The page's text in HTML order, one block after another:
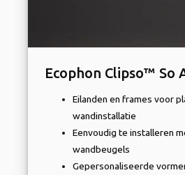
Ecophon Clipso™ So
Eilanden en frames voor
wandinstallatie
Eenvoudig te installeren
wandbeugels
Gepersonaliseerde